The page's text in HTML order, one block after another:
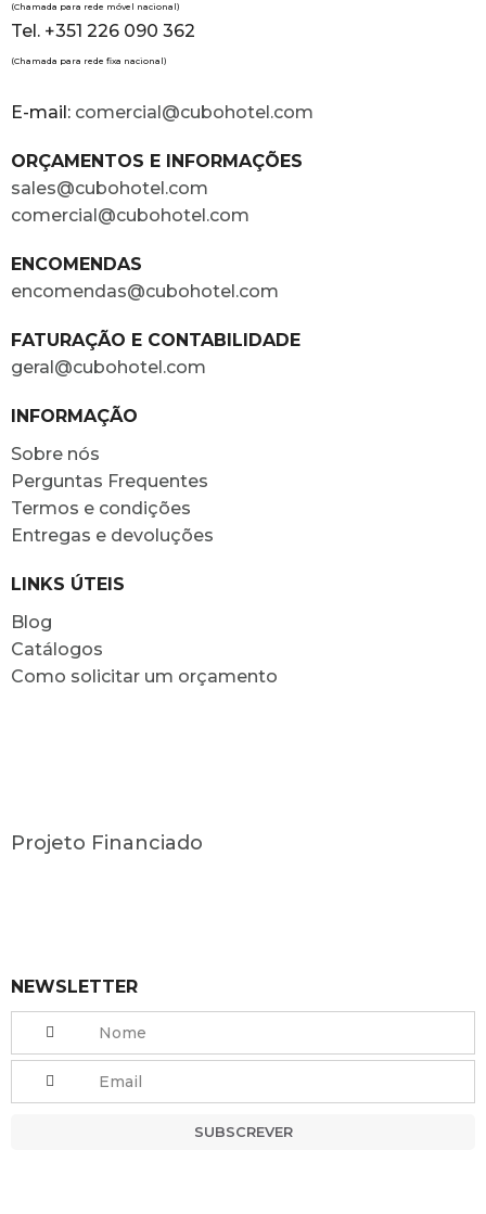
(Chamada para rede móvel nacional)
Tel. +351 226 090 362
(Chamada para rede fixa nacional)
E-mail: comercial@cubohotel.com
ORÇAMENTOS E INFORMAÇÕES
sales@cubohotel.com
comercial@cubohotel.com
ENCOMENDAS
encomendas@cubohotel.com
FATURAÇÃO E CONTABILIDADE
geral@cubohotel.com
INFORMAÇÃO
Sobre nós
Perguntas Frequentes
Termos e condições
Entregas e devoluções
LINKS ÚTEIS
Blog
Catálogos
Como solicitar um orçamento
Projeto Financiado
NEWSLETTER
SUBSCREVER